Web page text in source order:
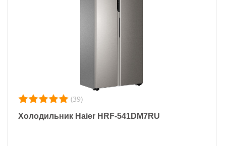
(39)
Холодильник Haier HRF-541DM7RU